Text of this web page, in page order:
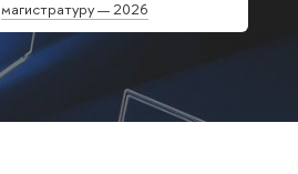
магистратуру — 2026